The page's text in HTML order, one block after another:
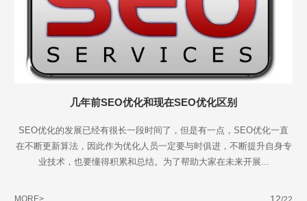
几年前SEO优化和现在SEO优化区别
SEO优化的发展已经有很长一段时间了，但是有一点，SEO优化一直
在不断更新算法，因此作为优化人员一定要与时俱进，不断提升自身专
业技术，也要懂得积累和总结。为了帮助大家在未来开展...
MORE>